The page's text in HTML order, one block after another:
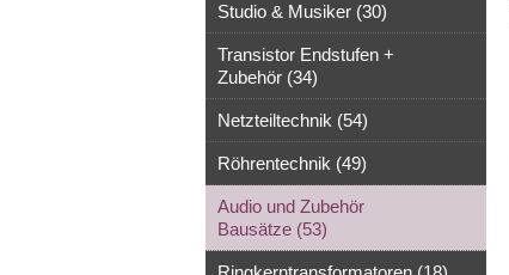
Studio & Musiker (30)
Transistor Endstufen +
Zubehör (34)
Netzteiltechnik (54)
Röhrentechnik (49)
Audio und Zubehör
Bausätze (53)